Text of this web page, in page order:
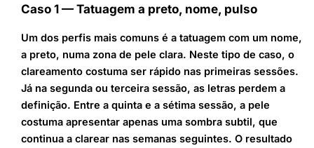
Caso 1 — Tatuagem a preto, nome, pulso
Um dos perfis mais comuns é a tatuagem com um nome,
a preto, numa zona de pele clara. Neste tipo de caso, o
clareamento costuma ser rápido nas primeiras sessões.
Já na segunda ou terceira sessão, as letras perdem a
definição. Entre a quinta e a sétima sessão, a pele
costuma apresentar apenas uma sombra subtil, que
continua a clarear nas semanas seguintes. O resultado